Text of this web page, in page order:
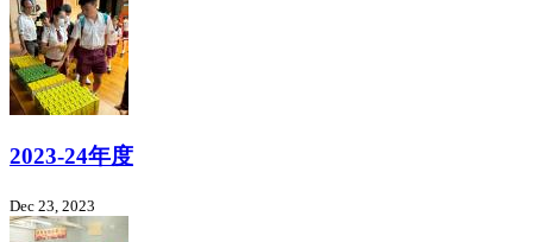
2023-24年度
Dec 23, 2023